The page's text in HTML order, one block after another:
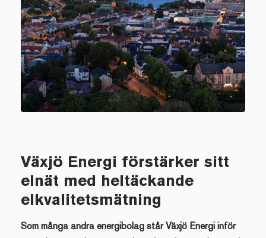
Växjö Energi förstärker sitt
elnät med heltäckande
elkvalitetsmätning
Som många andra energibolag står Växjö Energi inför